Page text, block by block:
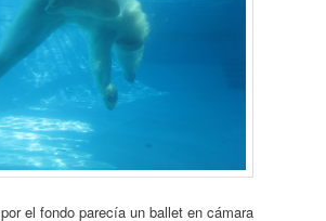
el fondo parecía un ballet en cámara